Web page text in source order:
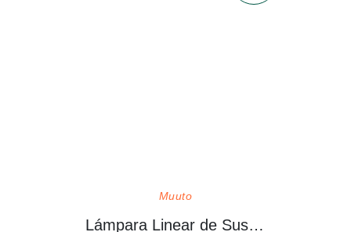
Muuto
Lámpara Linear de Suspensión